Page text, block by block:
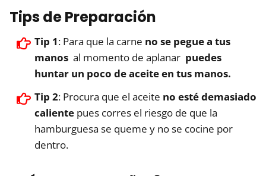
Tips de Preparación
Tip 1: Para que la carne no se pegue a tus
manos al momento de aplanar puedes
huntar un poco de aceite en tus manos.
Tip 2: Procura que el aceite no esté demasiado
caliente pues corres el riesgo de que la
hamburguesa se queme y no se cocine por
dentro.